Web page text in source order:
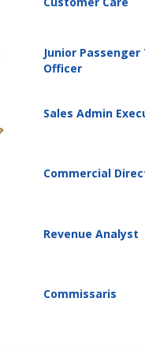
Junior
Officer
Sales Admin
Commercial
Revenue Analyst
Commissaris